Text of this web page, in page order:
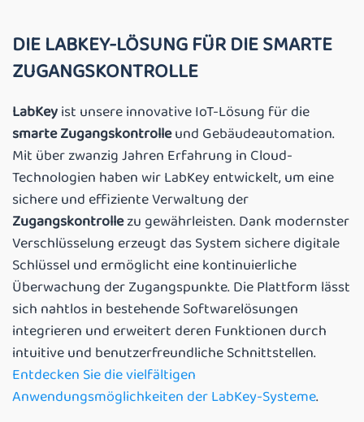
DIE LABKEY-LÖSUNG FÜR DIE SMARTE
ZUGANGSKONTROLLE
LabKeyist unsere innovative IoT-Lösung für die
smarte Zugangskontrolleund Gebäudeautomation.
Mit über zwanzig Jahren Erfahrung in Cloud-
Technologien haben wir LabKey entwickelt, um eine
sichere und effiziente Verwaltung der
Zugangskontrollezu gewährleisten. Dank modernster
Verschlüsselung erzeugt das System sichere digitale
Schlüssel und ermöglicht eine kontinuierliche
Überwachung der Zugangspunkte. Die Plattform lässt
sich nahtlos in bestehende Softwarelösungen
integrieren und erweitert deren Funktionen durch
intuitive und benutzerfreundliche Schnittstellen.
Entdecken Sie die vielfältigen
Anwendungsmöglichkeiten der LabKey-Systeme.